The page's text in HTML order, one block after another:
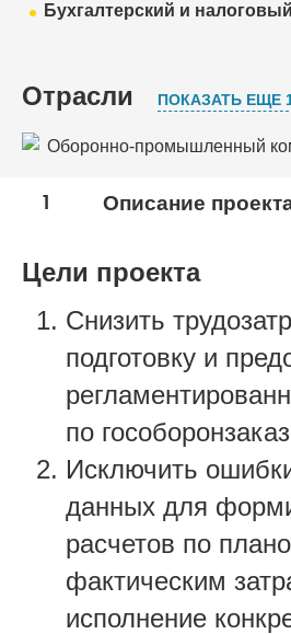
Бухгалтерский и
Отрасли ПОКАЗАТЬ ЕЩЕ
Оборонно-промышленный
обслуживание
1 Описание
Цели проекта
Снизить
подготовку и
по
Исключить
данных для
расчетов по
фактическим
исполнение